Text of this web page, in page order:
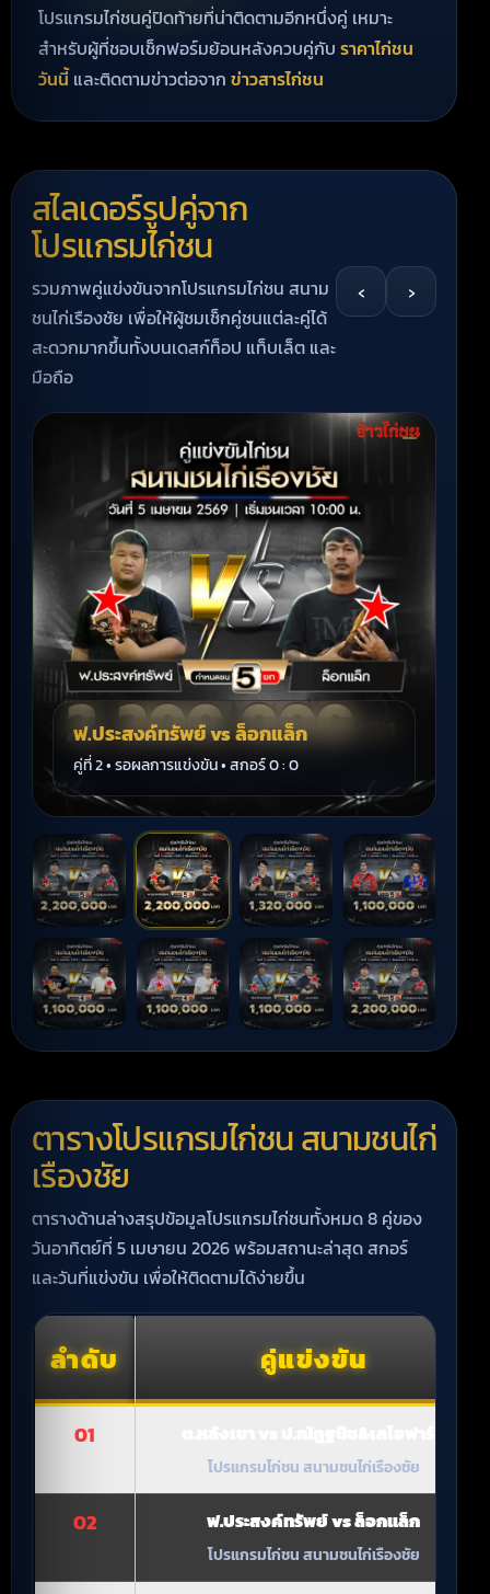
โปรแกรมไก่ชนคู่ปิดท้ายที่น่าติดตามอีกหนึ่งคู่ เหมาะ
สำหรับผู้ที่ชอบเช็กฟอร์มย้อนหลังควบคู่กับ ราคาไก่ชน
วันนี้และติดตามข่าวต่อจาก ข่าวสารไก่ชน
สไลเดอร์รูปคู่จาก
โปรแกรมไก่ชน
รวมภาพคู่แข่งขันจากโปรแกรมไก่ชน สนาม
ชนไก่เรืองชัย เพื่อให้ผู้ชมเช็กคู่ชนแต่ละคู่ได้
สะดวกมากขึ้นทั้งบนเดสก์ท็อป แท็บเล็ต และ
มือถือ
‹ ›
ฟ.ประสงค์ทรัพย์ vs ล็อกแล็ก
คู่ที่ 2 • รอผลการแข่งขัน • สกอร์ 0 : 0
ตารางโปรแกรมไก่ชน สนามชนไก่
เรืองชัย
ตารางด้านล่างสรุปข้อมูลโปรแกรมไก่ชนทั้งหมด 8 คู่ของ
วันอาทิตย์ที่ 5 เมษายน 2026 พร้อมสถานะล่าสุด สกอร์
และวันที่แข่งขัน เพื่อให้ติดตามได้ง่ายขึ้น
ลำดับ คู่แข่งขัน
01
โปรแกรมไก่ชน สนามชนไก่เรืองชัย
02 ฟ.ประสงค์ทรัพย์ vs ล็อกแล็ก
โปรแกรมไก่ชน สนามชนไก่เรืองชัย